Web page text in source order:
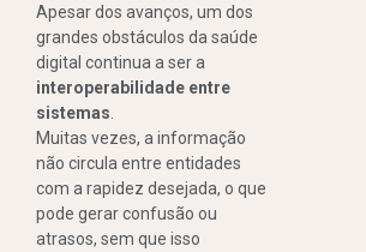
Apesar dos avanços, um dos
grandes obstáculos da saúde
digital continua a ser a
interoperabilidade entre
sistemas
Muitas vezes, a informação
não circula entre entidades
com a rapidez desejada, o que
pode gerar confusão ou
atrasos, sem que isso